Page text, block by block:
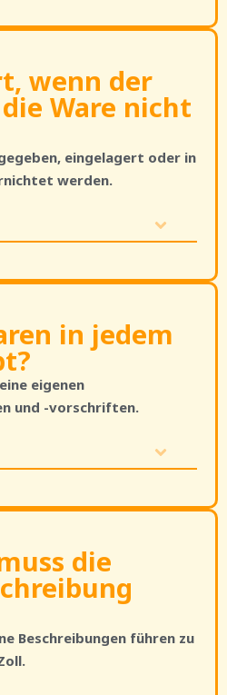
wenn der
Ware nicht
eingelagert oder in
werden.
in jedem
eigenen
und -vorschriften.
die
Beschreibungen führen zu